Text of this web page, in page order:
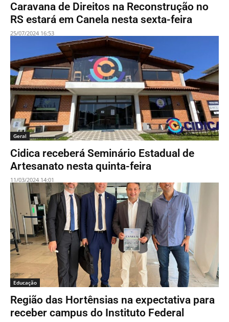
Caravana de Direitos na Reconstrução no
RS estará em Canela nesta sexta-feira
25/07/2024 16:53
Geral
Cidica receberá Seminário Estadual de
Artesanato nesta quinta-feira
11/03/2024 14:01
Educação
Região das Hortênsias na expectativa para
receber campus do Instituto Federal